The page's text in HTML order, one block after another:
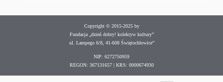
Copyright © 2015-2025 by
Fundacja „dzień dobry! kolektyw kultury”
ul. Lampego 6/8, 41-608 Świętochłowice”
NIP: 6272750959
REGON: 367131657 | KRS: 0000674930